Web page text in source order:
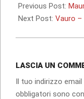
11-
26
Previous Post:
Next Post: Vauro –
LASCIA UN
Il tuo indirizzo
obbligatori sono